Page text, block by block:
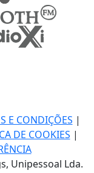
E CONDIÇÕES |
DE COOKIES |
Unipessoal Lda.